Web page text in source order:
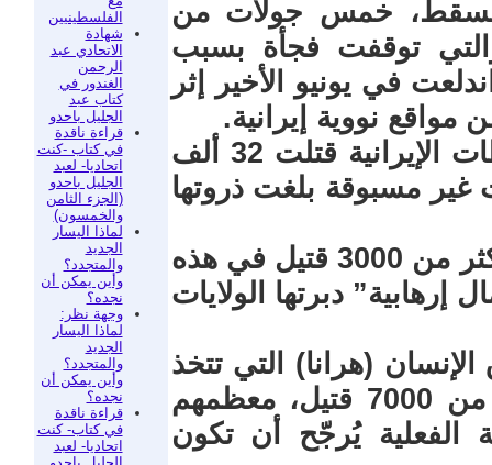
الفلسطينيين
شهادة
الاتحادي عبد
الرحمن
الغندور في
كتاب عبد
الجليل باحدو
قراءة ناقدة
في كتاب -كنت
اتحاديا- لعبد
الجليل باحدو
(الجزء الثامن
والخمسون)
لماذا اليسار
الجديد
والمتجدد؟
وأين يمكن أن
نجده؟
وجهة نظر:
لماذا اليسار
الجديد
والمتجدد؟
وأين يمكن أن
نجده؟
قراءة ناقدة
في كتاب- كنت
اتحاديا- لعبد
مسقط، خمس جولات من
والتي توقفت فجأة بسبب
يومًا والتي اندلعت في يونيو الأخير إثر
نووية إيرانية.
كما زعم الرئيس الأمريكي أن السلطات الإيرانية قتلت 32 ألف
مسبوقة بلغت ذروتها
لكن مسؤولين إيرانيين أقروا بوقوع أكثر من 3000 قتيل في هذه
دبرتها الولايات
(هرانا) التي تتخذ
من الولايات المتحدة مقرًا لها، أكثر من 7000 قتيل، معظمهم
الفعلية يُرجّح أن تكون